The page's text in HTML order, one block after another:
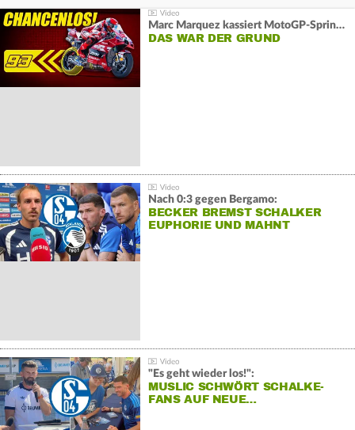
Marc Marquez kassiert MotoGP-Sprint-Schlappe:
DAS WAR DER GRUND
Nach 0:3 gegen Bergamo:
BECKER BREMST SCHALKER
EUPHORIE UND MAHNT
"Es geht wieder los!":
MUSLIC SCHWÖRT SCHALKE-
FANS AUF NEUE…